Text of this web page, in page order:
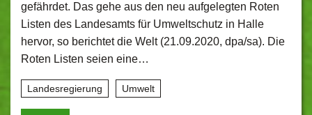
gefährdet. Das gehe aus den neu aufgelegten Roten
Listen des Landesamts für Umweltschutz in Halle
hervor, so berichtet die Welt (21.09.2020, dpa/sa). Die
Roten Listen seien eine…
Landesregierung Umwelt